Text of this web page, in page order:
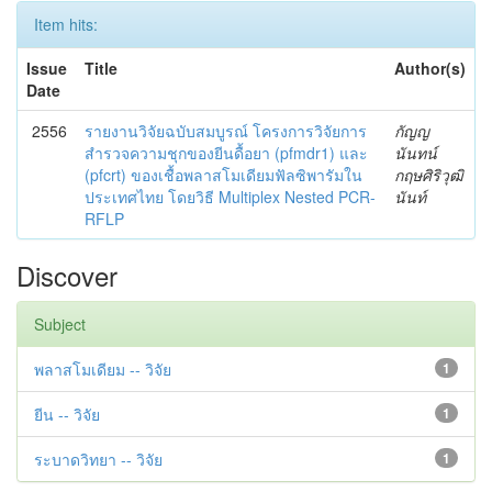
Item hits:
Issue
Date
Title Author(s)
2556
รายงานวิจัยฉบับสมบูรณ์ โครงการวิจัยการ
สำรวจความชุกของยีนดื้อยา (pfmdr1) และ
(pfcrt) ของเชื้อพลาสโมเดียมฟัลซิพารัมใน
ประเทศไทย โดยวิธี Multiplex Nested PCR-
RFLP
กัญญ
นันทน์
กฤษศิริวุฒิ
นันท์
Discover
Subject
1
พลาสโมเดียม -- วิจัย
1
ยีน -- วิจัย
1
ระบาดวิทยา -- วิจัย